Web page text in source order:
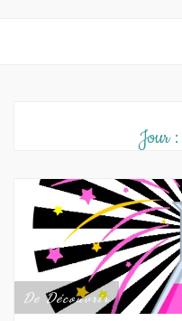
Jour :
De Découvrir